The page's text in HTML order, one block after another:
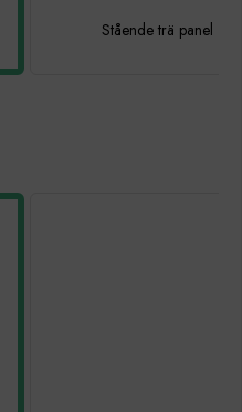
Stående trä panel